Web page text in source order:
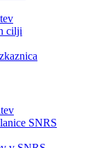
cilji
SNRS